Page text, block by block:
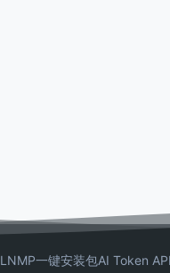
LNMP一键安装包AI Token API